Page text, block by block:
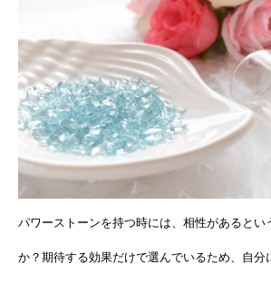
パワーストーンを持つ時には、相性があるとい
か？期待する効果だけで選んでいるため、自分